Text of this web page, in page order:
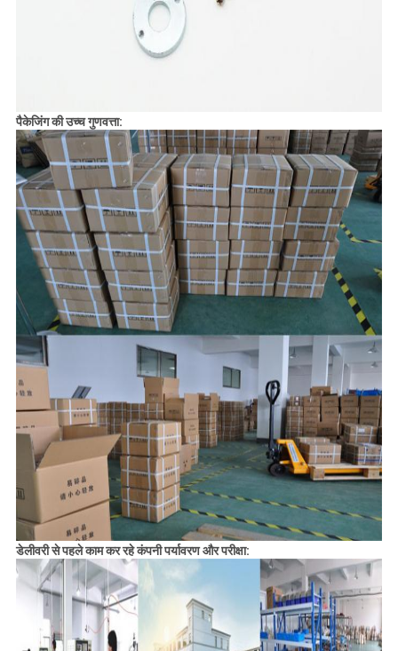
पैकेजिंग की उच्च गुणवत्ता:
डेलीवरी से पहले काम कर रहे कंपनी पर्यावरण और परीक्षा: